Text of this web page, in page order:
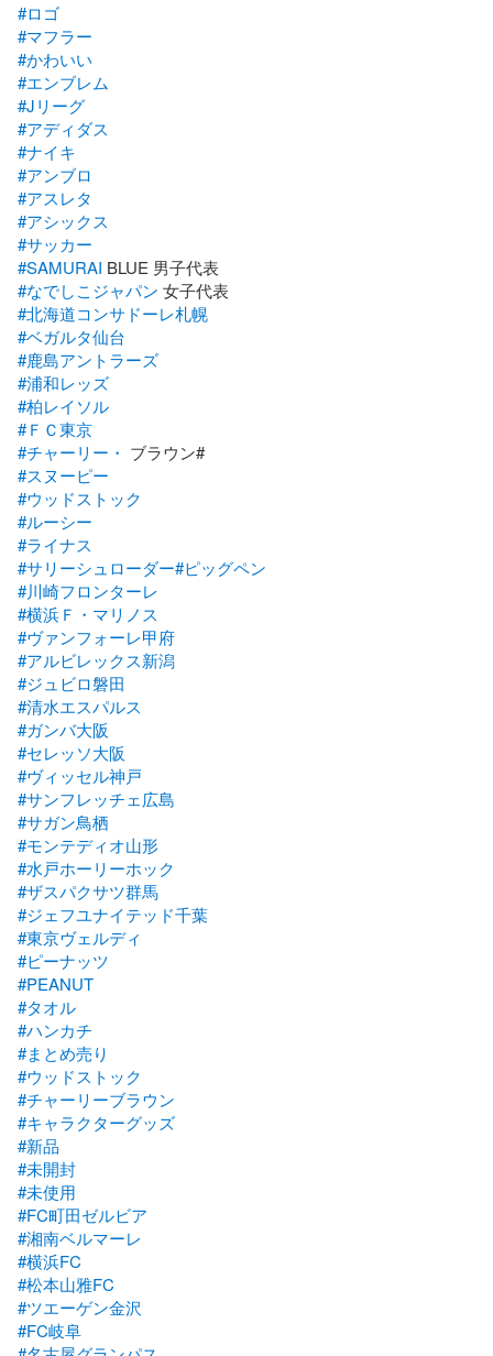
#ロゴ
#マフラー
#かわいい
#エンブレム
#Jリーグ
#アディダス
#ナイキ
#アンブロ
#アスレタ
#アシックス
#サッカー
#SAMURAI
#なでしこジャパン
#北海道コンサドーレ札幌
#ベガルタ仙台
#鹿島アントラーズ
#浦和レッズ
#柏レイソル
#ＦＣ東京
#チャーリー・
#スヌーピー
#ウッドストック
#ルーシー
#ライナス
#サリーシュローダー#ピッグペン
#川崎フロンターレ
#横浜Ｆ・マリノス
#ヴァンフォーレ甲府
#アルビレックス新潟
#ジュビロ磐田
#清水エスパルス
#ガンバ大阪
#セレッソ大阪
#ヴィッセル神戸
#サンフレッチェ広島
#サガン鳥栖
#モンテディオ山形
#水戸ホーリーホック
#ザスパクサツ群馬
#ジェフユナイテッド千葉
#東京ヴェルディ
#ピーナッツ
#PEANUT
#タオル
#ハンカチ
#まとめ売り
#ウッドストック
#チャーリーブラウン
#キャラクターグッズ
#新品
#未開封
#未使用
#FC町田ゼルビア
#湘南ベルマーレ
#横浜FC
#松本山雅FC
#ツエーゲン金沢
#FC岐阜